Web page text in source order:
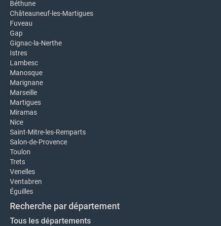
Béthune
Châteauneuf-les-Martigues
Fuveau
Gap
Gignac-la-Nerthe
Istres
Lambesc
Manosque
Marignane
Marseille
Martigues
Miramas
Nice
Saint-Mitre-les-Remparts
Salon-de-Provence
Toulon
Trets
Venelles
Ventabren
Éguilles
Recherche par département
Tous les départements